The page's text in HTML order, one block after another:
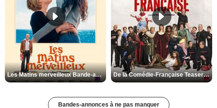
Les Matins merveilleux Bande-annonce VF De la Comédie-Française Teaser VF
Bandes-annonces à ne pas manquer